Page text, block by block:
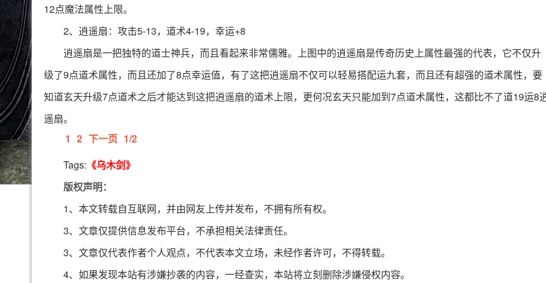
12点魔法属性上限。
2、逍遥扇：攻击5-13，道术4-19，幸运+8
逍遥扇是一把独特的道士神兵，而且看起来非常儒雅。上图中的逍遥扇是传奇历史上属性最强的代表，它不仅升
级了9点道术属性，而且还加了8点幸运值，有了这把逍遥扇不仅可以轻易搭配运九套，而且还有超强的道术属性，要
知道玄天升级7点道术之后才能达到这把逍遥扇的道术上限，更何况玄天只能加到7点道术属性，这都比不了道19运8
遥扇。
1 2 下一页 1/2
Tags: 《乌木剑》
版权声明：
1、本文转载自互联网，并由网友上传并发布，不拥有所有权。
3、文章仅提供信息发布平台，不承担相关法律责任。
3、文章仅代表作者个人观点，不代表本文立场，未经作者许可，不得转载。
4、如果发现本站有涉嫌抄袭的内容，一经查实，本站将立刻删除涉嫌侵权内容。